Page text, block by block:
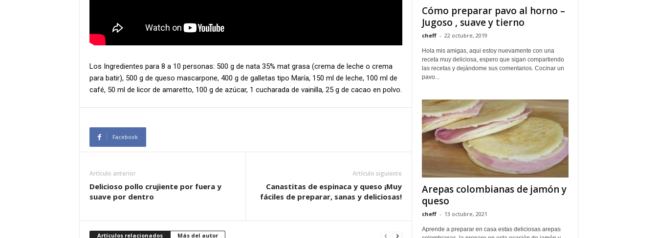
Los Ingredientes para 8 a 10 personas: 500 g de nata 35% mat grasa (crema de leche o crema
para batir), 500 g de queso mascarpone, 400 g de galletas tipo María, 150 ml de leche, 100 ml de
café, 50 ml de licor de amaretto, 100 g de azúcar, 1 cucharada de vainilla, 25 g de cacao en polvo.
Facebook
Artículo anterior
Delicioso pollo crujiente por fuera y
suave por dentro
Artículo siguiente
Canastitas de espinaca y queso ¡Muy
fáciles de preparar, sanas y deliciosas!
Artículos relacionados Más del autor
Cómo preparar pavo al horno –
Jugoso , suave y tierno
cheff - 22 octubre, 2019
Hola mis amigas, aqui estoy nuevamente con una
receta muy deliciosa, espero que sigan compartiendo
las recetas y dejándome sus comentarios. Cocinar un
pavo...
Arepas colombianas de jamón y
queso
cheff - 13 octubre, 2021
Aprende a preparar en casa estas deliciosas arepas